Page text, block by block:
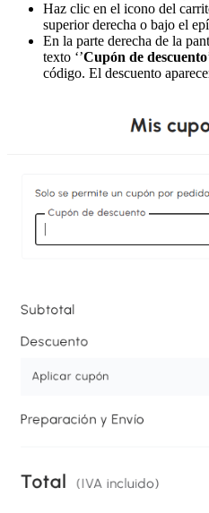
Haz clic en el icono del
superior derecha o bajo el
En la parte derecha de la
texto ‘’Cupón de descuento
código. El descuento